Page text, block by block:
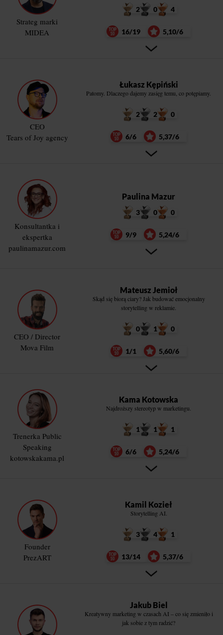
Strateg marki
MIDEA
2 0 4
16/19 5,10/6
CEO
Tears of Joy agency
Łukasz Kępiński
Patomy. Dlaczego dajemy zasięg temu, co potępiamy.
2 2 0
6/6 5,37/6
Konsultantka i
ekspertka
paulinamazur.com
Paulina Mazur
3 0 0
9/9 5,24/6
CEO / Director
Mova Film
Mateusz Jemioł
Skąd się biorą ciary? Jak budować emocjonalny
storytelling w reklamie.
0 1 0
1/1 5,60/6
Trenerka Public
Speaking
kotowskakama.pl
Kama Kotowska
Najdroższy stereotyp w marketingu.
1 1 1
6/6 5,24/6
Founder
PrezART
Kamil Kozieł
Storytelling AI.
3 4 1
13/14 5,37/6
Jakub Biel
Kreatywny marketing w czasach AI – co się zmieniło i
jak sobie z tym radzić?